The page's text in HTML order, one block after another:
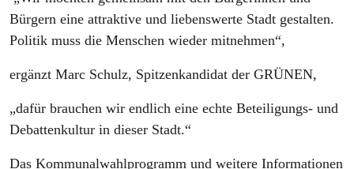
Bürgern eine attraktive und liebenswerte Stadt gestalten.
Politik muss die Menschen wieder mitnehmen“,
ergänzt Marc Schulz, Spitzenkandidat der GRÜNEN,
„dafür brauchen wir endlich eine echte Beteiligungs- und
Debattenkultur in dieser Stadt.“
Das Kommunalwahlprogramm und weitere Informationen